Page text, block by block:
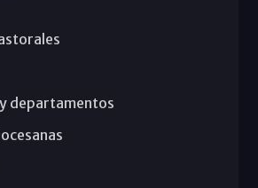
departamentos